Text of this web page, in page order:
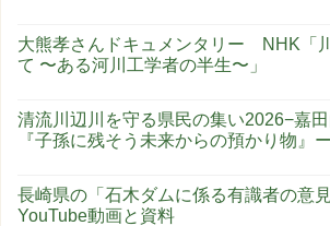
大熊孝さんドキュメンタリー NHK「
て 〜ある河川工学者の半生〜」
清流川辺川を守る県民の集い2026−嘉
『子孫に残そう未来からの預かり物』
長崎県の「石木ダムに係る有識者の意
YouTube動画と資料